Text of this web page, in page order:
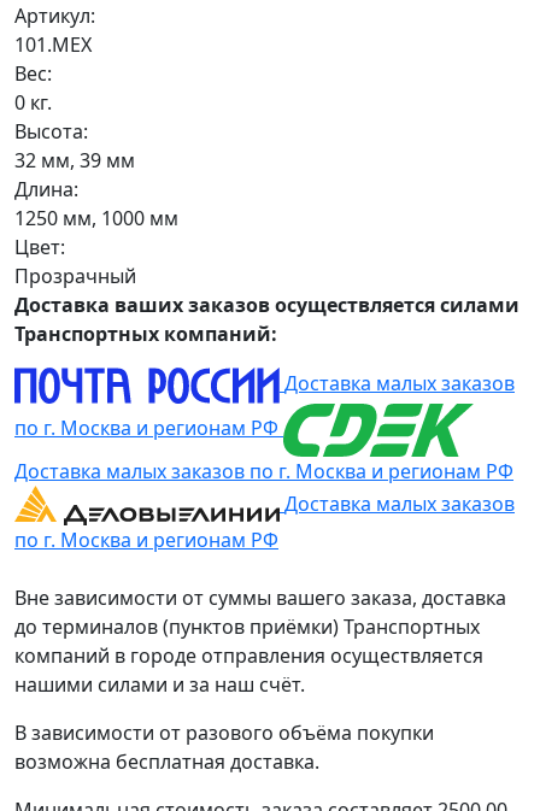
Артикул:
101.MEX
Вес:
0 кг.
Высота:
32 мм, 39 мм
Длина:
1250 мм, 1000 мм
Цвет:
Прозрачный
Доставка ваших заказов осуществляется силами
Транспортных компаний:
Доставка малых заказов
по г. Москва и регионам РФ
Доставка малых заказов по г. Москва и регионам РФ
Доставка малых заказов
по г. Москва и регионам РФ
Вне зависимости от суммы вашего заказа, доставка
до терминалов (пунктов приёмки) Транспортных
компаний в городе отправления осуществляется
нашими силами и за наш счёт.
В зависимости от разового объёма покупки
возможна бесплатная доставка.